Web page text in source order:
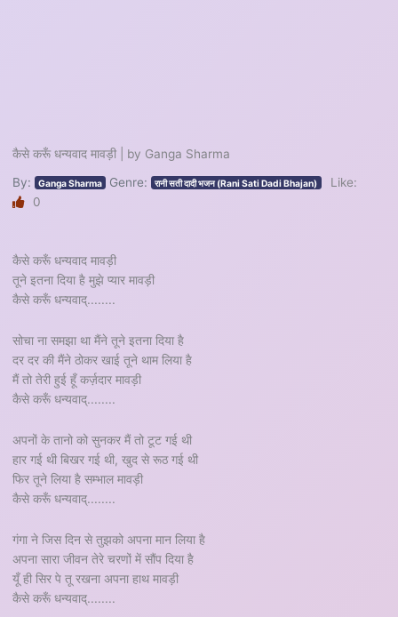
कैसे करूँ धन्यवाद मावड़ी | by Ganga Sharma
By: Ganga Sharma Genre: रानी सती दादी भजन (Rani Sati Dadi Bhajan)
Like:
0
कैसे करूँ धन्यवाद मावड़ी
तूने इतना दिया है मुझे प्यार मावड़ी
कैसे करूँ धन्यवाद्........
सोचा ना समझा था मैंने तूने इतना दिया है
दर दर की मैंने ठोकर खाई तूने थाम लिया है
मैं तो तेरी हुई हूँ कर्ज़दार मावड़ी
कैसे करूँ धन्यवाद्........
अपनों के तानो को सुनकर मैं तो टूट गई थी
हार गई थी बिखर गई थी, खुद से रूठ गई थी
फिर तूने लिया है सम्भाल मावड़ी
कैसे करूँ धन्यवाद्........
गंगा ने जिस दिन से तुझको अपना मान लिया है
अपना सारा जीवन तेरे चरणों में सौंप दिया है
यूँ ही सिर पे तू रखना अपना हाथ मावड़ी
कैसे करूँ धन्यवाद्........